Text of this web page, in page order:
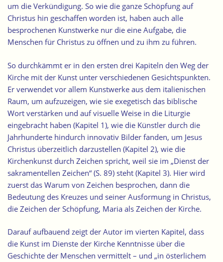
um die Verkündigung. So wie die ganze Schöpfung auf
Christus hin geschaffen worden ist, haben auch alle
besprochenen Kunstwerke nur die eine Aufgabe, die
Menschen für Christus zu öffnen und zu ihm zu führen.
So durchkämmt er in den ersten drei Kapiteln den Weg der
Kirche mit der Kunst unter verschiedenen Gesichtspunkten.
Er verwendet vor allem Kunstwerke aus dem italienischen
Raum, um aufzuzeigen, wie sie exegetisch das biblische
Wort verstärken und auf visuelle Weise in die Liturgie
eingebracht haben (Kapitel 1), wie die Künstler durch die
Jahrhunderte hindurch innovativ Bilder fanden, um Jesus
Christus überzeitlich darzustellen (Kapitel 2), wie die
Kirchenkunst durch Zeichen spricht, weil sie im „Dienst der
sakramentellen Zeichen“ (S. 89) steht (Kapitel 3). Hier wird
zuerst das Warum von Zeichen besprochen, dann die
Bedeutung des Kreuzes und seiner Ausformung in Christus,
die Zeichen der Schöpfung, Maria als Zeichen der Kirche.
Darauf aufbauend zeigt der Autor im vierten Kapitel, dass
die Kunst im Dienste der Kirche Kenntnisse über die
Geschichte der Menschen vermittelt – und „in österlichem